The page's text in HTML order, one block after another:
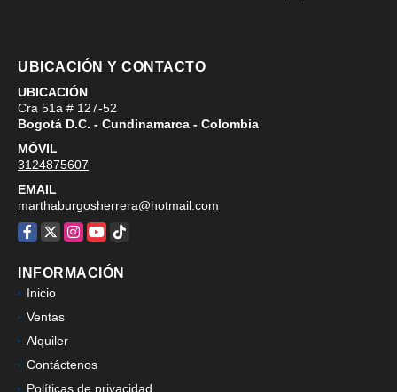
UBICACIÓN Y CONTACTO
UBICACIÓN
Cra 51a # 127-52
Bogotá D.C. - Cundinamarca - Colombia
MÓVIL
3124875607
EMAIL
marthaburgosherrera@hotmail.com
Facebook
X Instagram
YouTube
TikTok
INFORMACIÓN
Inicio
Ventas
Alquiler
Contáctenos
Políticas de privacidad